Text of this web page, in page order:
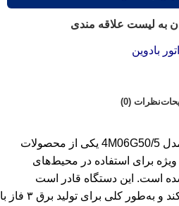
به لیست علاقه مندی
بادوین
نظرات (0)
ژدیزل ژنراتور بادوین ۵۰ کاوا مدل 4M06G50/5 یکی از محصولات
برای استفاده در محیط‌های
است. این دستگاه قادر است
نیازهای خانگی را نیز برطرف کند و به‌طور کلی برای تولید برق ۳ فاز با